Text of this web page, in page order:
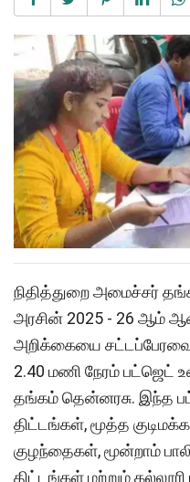
நிதித்துறை அமைச்சர்
அரசின் 2025 - 26 ஆம்
அறிக்கையை
2.40 மணி நேரம் பட்ஜெட்
தங்கம் தென்னரசு. இந்த
திட்டங்கள், மூத்த
குழந்தைகள், மூன்றாம்
திட்டங்கள் மற்றும்